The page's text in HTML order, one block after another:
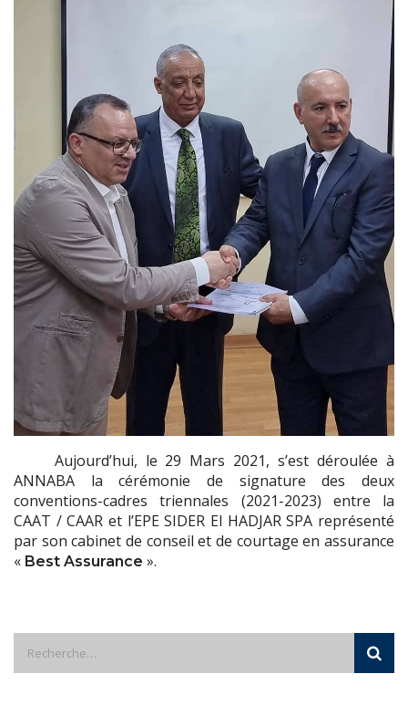
Aujourd’hui, le 29 Mars 2021, s’est déroulée à
ANNABA la cérémonie de signature des deux
conventions-cadres triennales (2021-2023) entre la
CAAT / CAAR et l’EPE SIDER El HADJAR SPA représenté
par son cabinet de conseil et de courtage en assurance
« Best Assurance ».